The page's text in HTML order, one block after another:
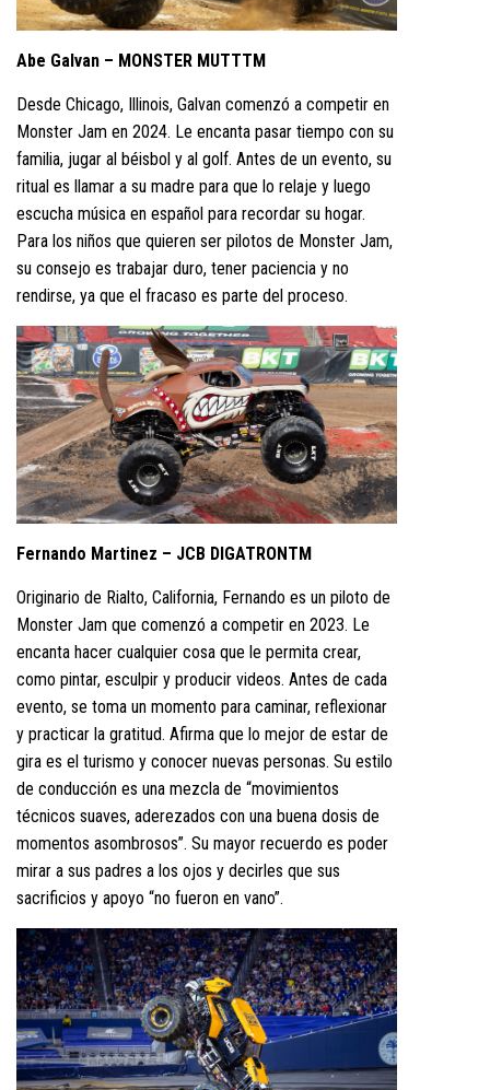
Abe Galvan – MONSTER MUTTTM
Desde Chicago, Illinois, Galvan comenzó a competir en
Monster Jam en 2024. Le encanta pasar tiempo con su
familia, jugar al béisbol y al golf. Antes de un evento, su
ritual es llamar a su madre para que lo relaje y luego
escucha música en español para recordar su hogar.
Para los niños que quieren ser pilotos de Monster Jam,
su consejo es trabajar duro, tener paciencia y no
rendirse, ya que el fracaso es parte del proceso.
Fernando Martinez – JCB DIGATRONTM
Originario de Rialto, California, Fernando es un piloto de
Monster Jam que comenzó a competir en 2023. Le
encanta hacer cualquier cosa que le permita crear,
como pintar, esculpir y producir videos. Antes de cada
evento, se toma un momento para caminar, reflexionar
y practicar la gratitud. Afirma que lo mejor de estar de
gira es el turismo y conocer nuevas personas. Su estilo
de conducción es una mezcla de “movimientos
técnicos suaves, aderezados con una buena dosis de
momentos asombrosos”. Su mayor recuerdo es poder
mirar a sus padres a los ojos y decirles que sus
sacrificios y apoyo “no fueron en vano”.